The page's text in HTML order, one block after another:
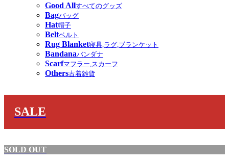
Good Allすべてのグッズ
Bagバッグ
Hat帽子
Beltベルト
Rug Blanket寝具,ラグ,ブランケット
Bandanaバンダナ
Scarfマフラー,スカーフ
Others古着雑貨
SALE
SOLD OUT